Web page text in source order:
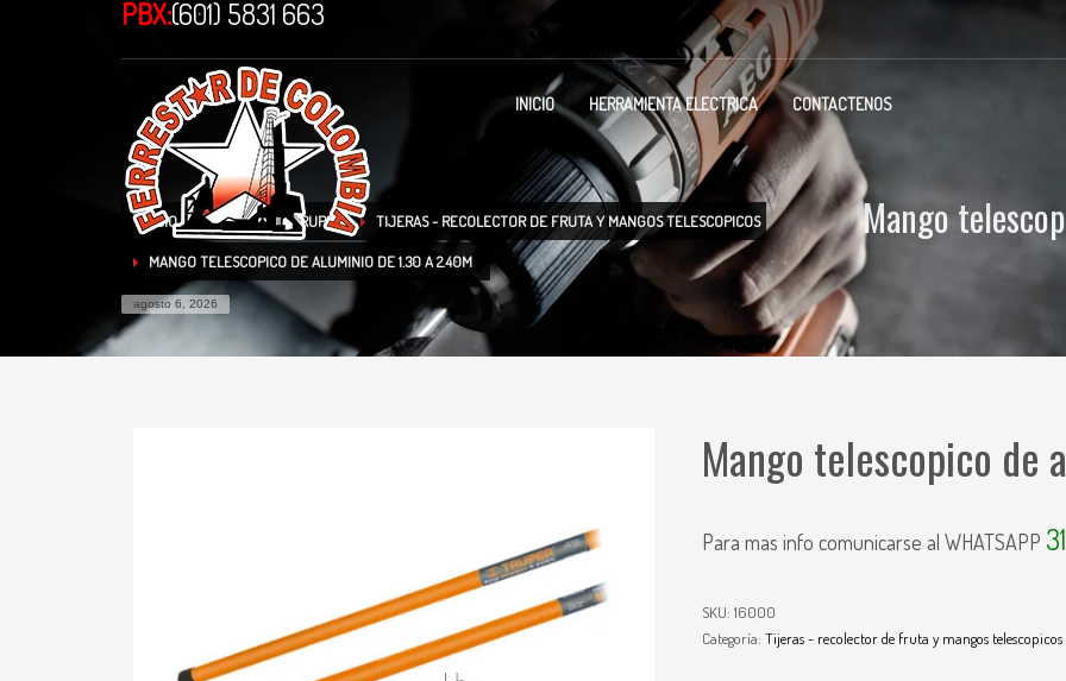
PBX:(601) 5831 663
INICIO HERRAMIENTA ELECTRICA CONTACTENOS
INICIO TIENDA TRUPER TIJERAS - RECOLECTOR DE FRUTA Y MANGOS TELESCOPICOS
MANGO TELESCOPICO DE ALUMINIO DE 1.30 A 2.40M
agosto 6, 2026
Mango
Mango telescopico de
Para mas info comunicarse al WHATSAPP
SKU: 16000
Categoría: Tijeras - recolector de fruta y mangos telescopicos